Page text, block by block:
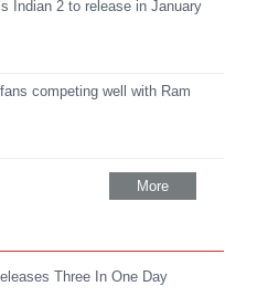
Indian 2 to release in January
competing well with Ram
More
Three In One Day